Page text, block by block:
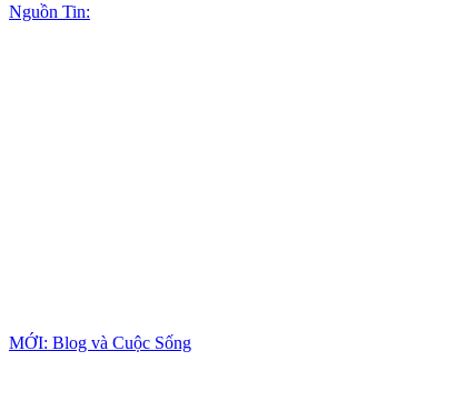
Nguồn Tin:
MỚI: Blog và Cuộc Sống